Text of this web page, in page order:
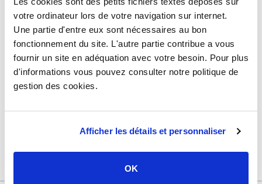
votre ordinateur lors de votre navigation sur internet.
Une partie d'entre eux sont nécessaires au bon
fonctionnement du site. L'autre partie contribue a vous
fournir un site en adéquation avec votre besoin. Pour plus
d'informations vous pouvez consulter notre politique de
gestion des cookies.
Afficher les détails et personnaliser
OK
- Débit : 500 l/h
Usage Cuve à fioul
Marque
Matière Laiton
Femelle 3/8" (12/17) - Mâle 3/8"
Diamètre Ø8-10 mm
2 ans
Référence d402273a